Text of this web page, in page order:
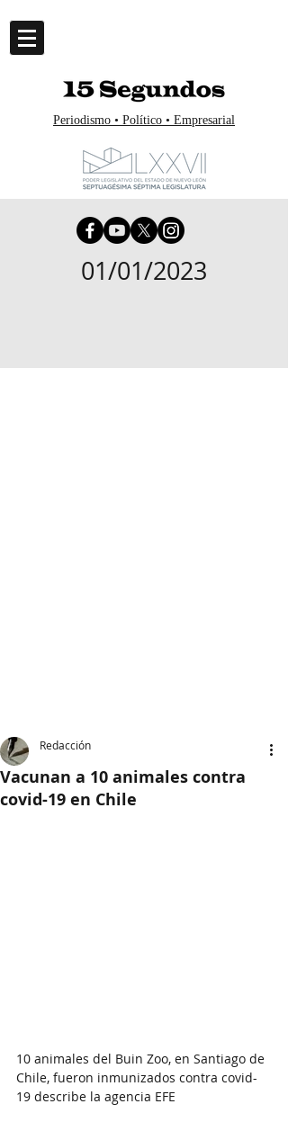
Periodismo • Político • Empresarial
01/01/2023
Vacunan a 10 animales contra
covid-19 en Chile
Redacción
10 animales del Buin Zoo, en Santiago de
Chile, fueron inmunizados contra covid-
19 describe la agencia EFE